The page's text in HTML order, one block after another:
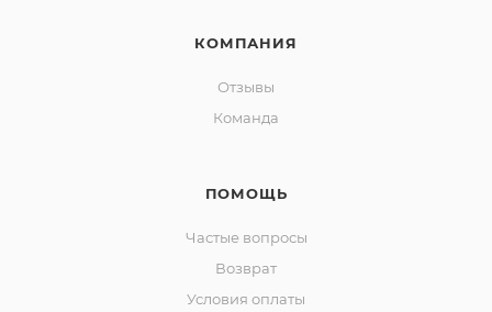
КОМПАНИЯ
Отзывы
Команда
ПОМОЩЬ
Частые вопросы
Возврат
Условия оплаты